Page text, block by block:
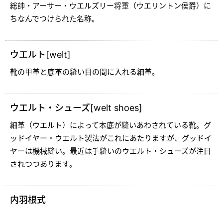
総帥・アーサー・ウエルズリー将軍（ウエリントン侯爵）に
ちなんでつけられた名称。
ウエルト[welt]
靴の甲革と底革の縫い目の間に入れる細革。
ウエルト・シューズ[welt shoes]
細革（ウエルト）によって本底が縫いあわされている靴。グ
ッドイヤー・ウエルト製法がこれにあたりますが、グッドイ
ヤーは機械縫い。最近は手縫いのウエルト・シューズが注目
されつつあります。
内羽根式